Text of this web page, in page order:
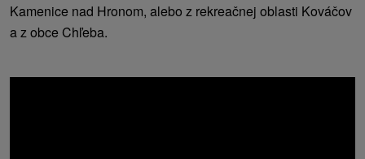
Kamenice nad Hronom, alebo z rekreačnej oblasti Kováčov
a z obce Chľeba.